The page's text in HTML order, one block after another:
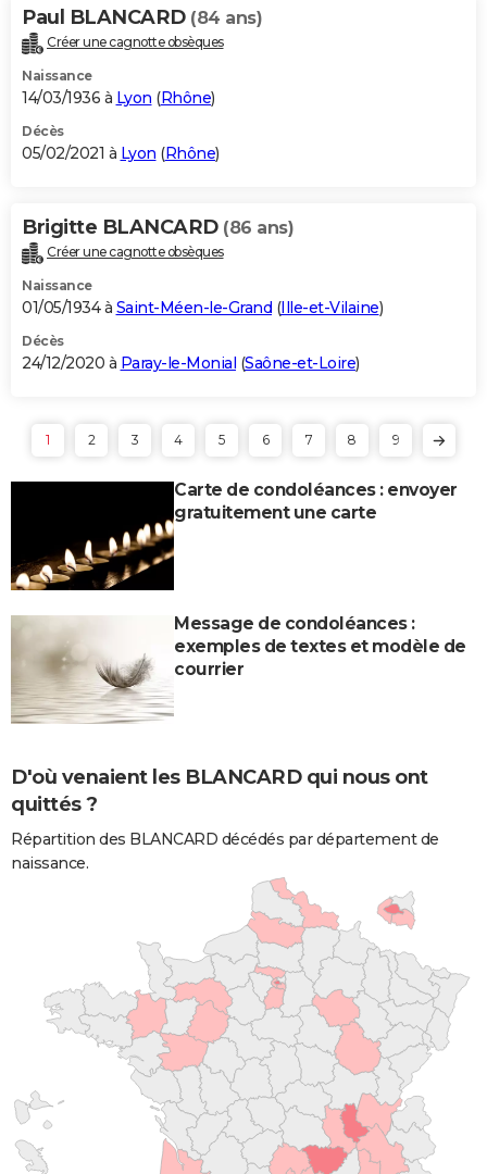
Paul BLANCARD (84 ans)
Créer une cagnotte obsèques
Naissance
14/03/1936 à Lyon (Rhône)
Décès
05/02/2021 à Lyon (Rhône)
Brigitte BLANCARD (86 ans)
Créer une cagnotte obsèques
Naissance
01/05/1934 à Saint-Méen-le-Grand (Ille-et-Vilaine)
Décès
24/12/2020 à Paray-le-Monial (Saône-et-Loire)
1 2 3 4 5 6 7 8 9
Carte de condoléances : envoyer
gratuitement une carte
Message de condoléances :
exemples de textes et modèle de
courrier
D'où venaient les BLANCARD qui nous ont
quittés ?
Répartition des BLANCARD décédés par département de
naissance.